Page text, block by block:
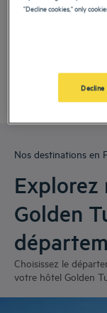
Nos destinations en
Golden
Choisissez le
votre hôtel Golden
"Decline cookies," only
Decline